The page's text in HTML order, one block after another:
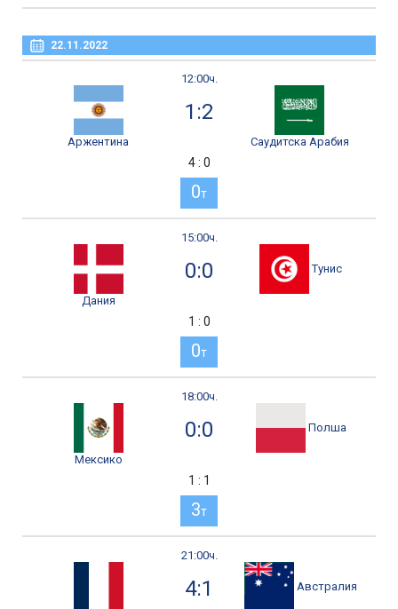
22.11.2022
12:00ч.
Аржентина
1:2
Саудитска Арабия
4 : 0
0т
15:00ч.
Дания
0:0 Тунис
1 : 0
0т
18:00ч.
Мексико
0:0 Полша
1 : 1
3т
21:00ч.
4:1 Австралия